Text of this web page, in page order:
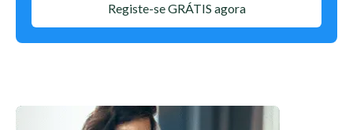
Registe-se GRÁTIS agora